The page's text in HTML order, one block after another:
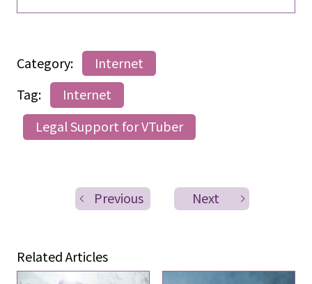
Category:
Internet
Tag:
Internet
Legal Support for VTuber
Previous Next
Related Articles